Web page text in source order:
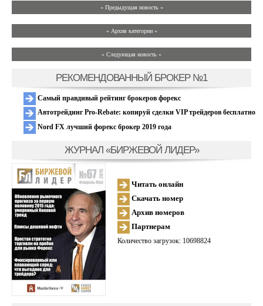
« Предыдущая новость «
» Архив категории «
» Следующая новость »
РЕКОМЕНДОВАННЫЙ БРОКЕР №1
Самый правдивый рейтинг брокеров форекс
Автотрейдинг Pro-Rebate: копируй сделки VIP трейдеров бесплатно
Nord FX лучший форекс брокер 2019 года
ЖУРНАЛ «БИРЖЕВОЙ ЛИДЕР»
Читать онлайн
Скачать номер
Архив номеров
Партнерам
Количество загрузок: 10698824